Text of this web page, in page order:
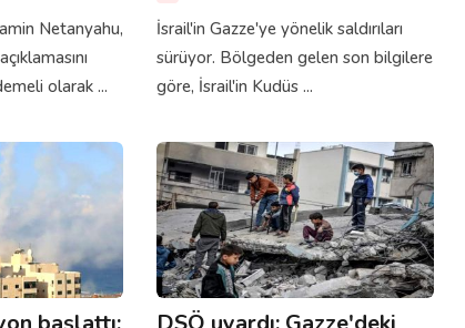
Netanyahu,
olarak ...
İsrail'in Gazze'ye yönelik saldırıları
sürüyor. Bölgeden gelen son bilgilere
göre, İsrail'in Kudüs ...